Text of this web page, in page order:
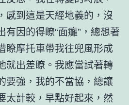
感到這是天經地義的，沒
有因的得瞭“面癱”，總想著
瞭摩托車帶我往兜風形成
就出差瞭。我應當試著轉
要強，我的不當協，總讓
太計較，早點好起來，然